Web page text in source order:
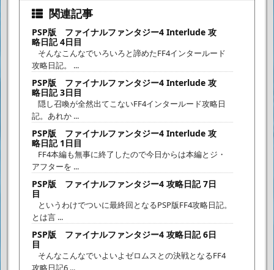
関連記事
PSP版 ファイナルファンタジー4 Interlude 攻
略日記 4日目
そんなこんなでいろいろと諦めたFF4インタールード
攻略日記。 ...
PSP版 ファイナルファンタジー4 Interlude 攻
略日記 3日目
隠し召喚が全然出てこないFF4インタールード攻略日
記。あれか ...
PSP版 ファイナルファンタジー4 Interlude 攻
略日記 1日目
FF4本編も無事に終了したので今日からは本編とジ・
アフターを ...
PSP版 ファイナルファンタジー4 攻略日記 7日
目
というわけでついに最終回となるPSP版FF4攻略日記。
とは言 ...
PSP版 ファイナルファンタジー4 攻略日記 6日
目
そんなこんなでいよいよゼロムスとの決戦となるFF4
攻略日記6 ...